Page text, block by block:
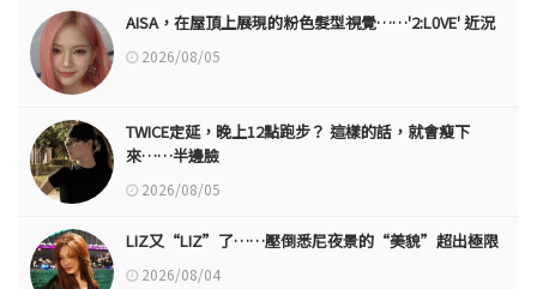
AISA，在屋頂上展現的粉色髮型視覺……'2:L0VE' 近況
2026/08/05
TWICE定延，晚上12點跑步？ 這樣的話，就會瘦下
來……半邊臉
2026/08/05
LIZ又“LIZ”了……壓倒悉尼夜景的“美貌”超出極限
2026/08/04